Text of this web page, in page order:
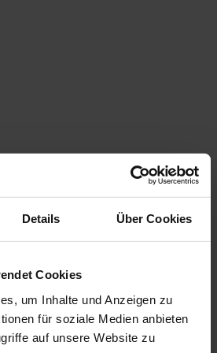
Details Über Cookies
Cookies
um Inhalte und Anzeigen zu
für soziale Medien anbieten
auf unsere Website zu